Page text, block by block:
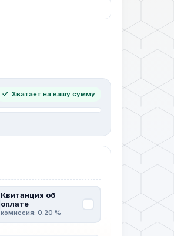
Хватает на вашу сумму
Квитанция об
оплате
комиссия: 0.20 %